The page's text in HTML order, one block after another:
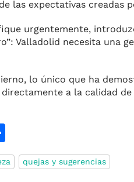
las expectativas creadas
urgentemente,
Valladolid necesita una
lo único que ha
a la calidad
o
mquejas y sugerencias